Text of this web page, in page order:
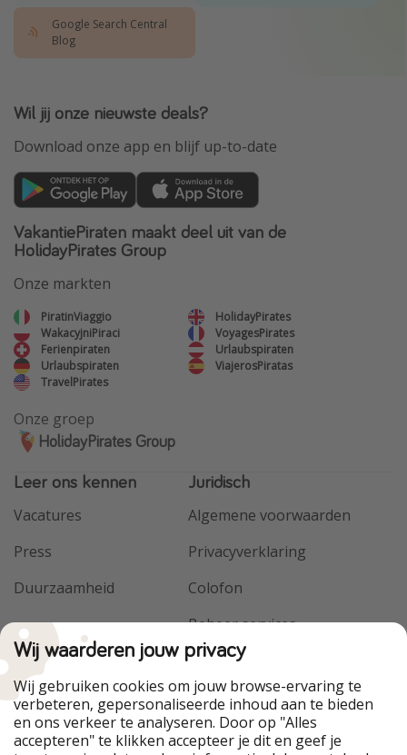
Google Search Central
Blog
Wil jij onze nieuwste deals?
Download onze app en blijf up-to-date
VakantiePiraten maakt deel uit van de
HolidayPirates Group
Onze markten
PiratinViaggio
HolidayPirates
WakacyjniPiraci
VoyagesPirates
Ferienpiraten
Urlaubspiraten
Urlaubspiraten
ViajerosPiratas
TravelPirates
Onze groep
HolidayPirates Group
Leer ons kennen
Vacatures
Press
Duurzaamheid
Juridisch
Algemene voorwaarden
Privacyverklaring
Colofon
Beheer services
Wij waarderen jouw privacy
Wij gebruiken cookies om jouw browse-ervaring te
verbeteren, gepersonaliseerde inhoud aan te bieden
en ons verkeer te analyseren. Door op "Alles
accepteren" te klikken accepteer je dit en geef je